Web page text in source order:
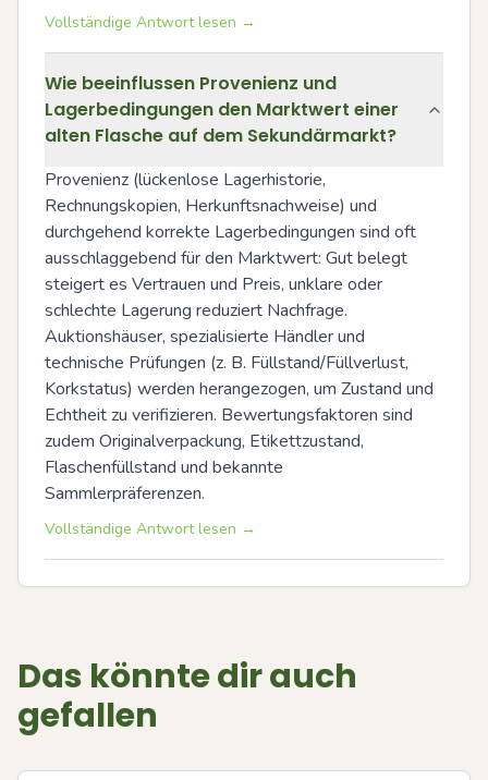
Vollständige Antwort lesen →
Wie beeinflussen Provenienz und
Lagerbedingungen den Marktwert einer
alten Flasche auf dem Sekundärmarkt?
Provenienz (lückenlose Lagerhistorie,
Rechnungskopien, Herkunftsnachweise) und
durchgehend korrekte Lagerbedingungen sind oft
ausschlaggebend für den Marktwert: Gut belegt
steigert es Vertrauen und Preis, unklare oder
schlechte Lagerung reduziert Nachfrage.
Auktionshäuser, spezialisierte Händler und
technische Prüfungen (z. B. Füllstand/Füllverlust,
Korkstatus) werden herangezogen, um Zustand und
Echtheit zu verifizieren. Bewertungsfaktoren sind
zudem Originalverpackung, Etikettzustand,
Flaschenfüllstand und bekannte
Sammlerpräferenzen.
Vollständige Antwort lesen →
Das könnte dir auch
gefallen